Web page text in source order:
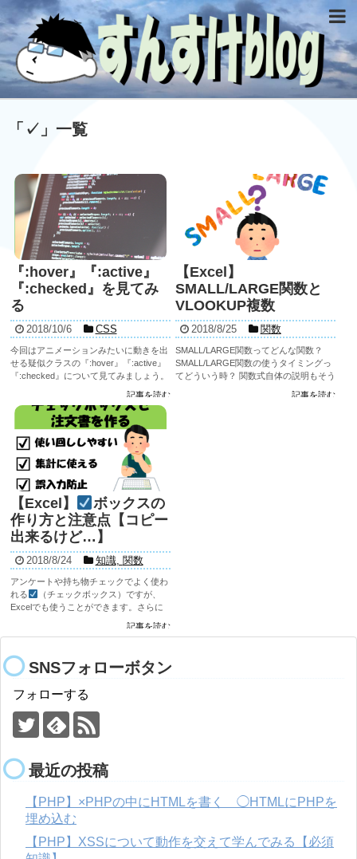
「 ✓ 」 一覧
『:hover』『:active』
『:checked』を見てみ
る
2018/10/6 CSS
今回はアニメーションみたいに動きを出
せる疑似クラスの『:hover』『:active』
『:checked』について見てみましょう。
記事を読む
【Excel】
SMALL/LARGE関数と
VLOOKUP複数
2018/8/25 関数
SMALL/LARGE関数ってどんな関数？
SMALL/LARGE関数の使うタイミングっ
てどういう時？ 関数式自体の説明もそう
記事を読む
【Excel】
ボックスの
作り方と注意点【コピー
出来るけど…】
2018/8/24 知識, 関数
アンケートや持ち物チェックでよく使わ
れる
（チェックボックス）ですが、
Excelでも使うことができます。さらに
みまし...
記事を読む
SNSフォローボタン
フォローする
最近の投稿
【PHP】×PHPの中にHTMLを書く ◯HTMLにPHPを
埋め込む
【PHP】XSSについて動作を交えて学んでみる【必須